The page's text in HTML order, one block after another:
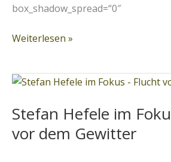
box_shadow_spread=“0″
Weiterlesen »
Stefan Hefele im
vor dem Gewitter
Stefan
im
–